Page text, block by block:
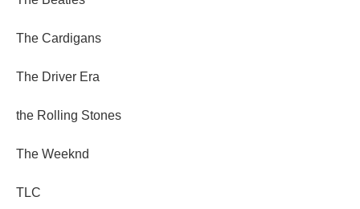
The Cardigans
The Driver Era
the Rolling Stones
The Weeknd
TLC